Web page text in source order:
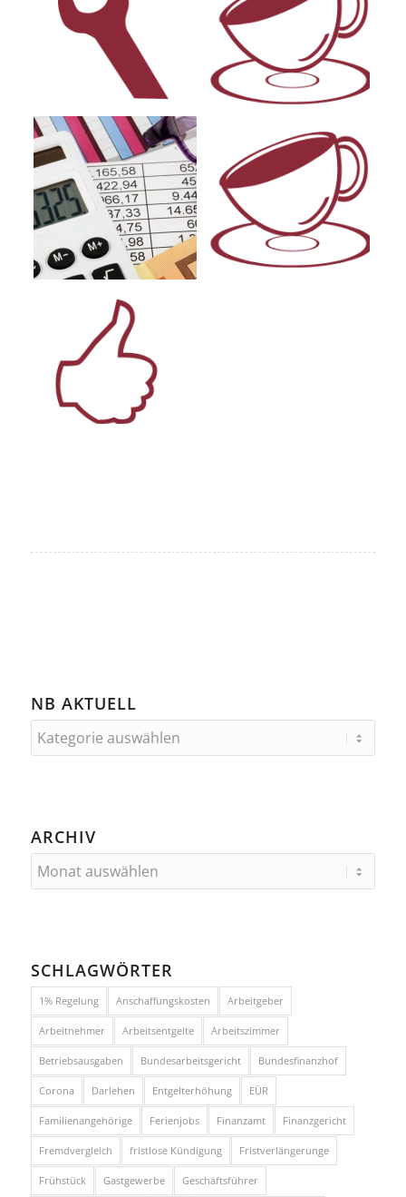
NB AKTUELL
ARCHIV
SCHLAGWÖRTER
1% Regelung Anschaffungskosten Arbeitgeber
Arbeitnehmer Arbeitsentgelte Arbeitszimmer
Betriebsausgaben Bundesarbeitsgericht Bundesfinanzhof
Corona Darlehen Entgelterhöhung EÜR
Familienangehörige Ferienjobs Finanzamt Finanzgericht
Fremdvergleich fristlose Kündigung Fristverlängerunge
Frühstück Gastgewerbe Geschäftsführer